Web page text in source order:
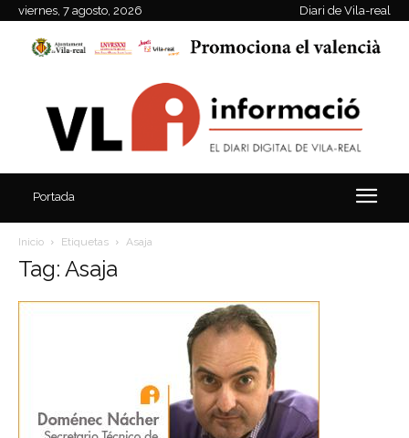
viernes, 7 agosto, 2026 Diari de Vila-real
Portada
Inicio Etiquetas Asaja
Tag: Asaja